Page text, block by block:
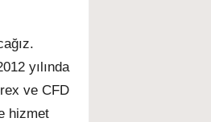
yılında
ve CFD
hizmet